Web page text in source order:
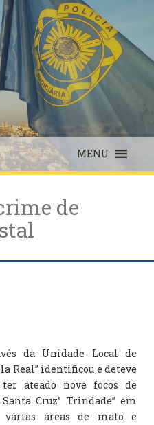
MENU
de
da Unidade Local de
Real” identificou e deteve
ateado nove focos de
Cruz” Trindade” em
várias áreas de mato e